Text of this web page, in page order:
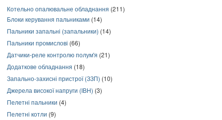
Котельно опалювальне обладнання (211)
Блоки керування пальниками (14)
Пальники запальні (запальники) (14)
Пальники промислові (66)
Датчики-реле контролю полум'я (21)
Додаткове обладнання (18)
Запально-захисні пристрої (ЗЗП) (10)
Джерела високої напруги (ІВН) (3)
Пелетні пальники (4)
Пелетні котли (9)